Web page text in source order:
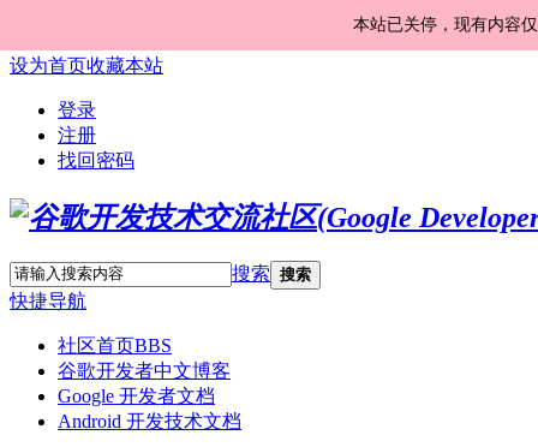
本站已关停，现有内容
设为首页收藏本站
登录
注册
找回密码
搜索 搜索
快捷导航
社区首页BBS
谷歌开发者中文博客
Google 开发者文档
Android 开发技术文档